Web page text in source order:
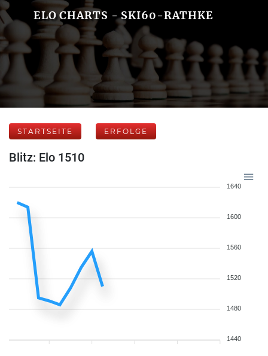
ELO CHARTS - SKI60-RATHKE
STARTSEITE ERFOLGE
Blitz: Elo 1510
1640
1600
1560
1520
1480
1440